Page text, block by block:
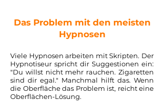
Das Problem mit den meisten
Hypnosen
Viele Hypnosen arbeiten mit Skripten. Der
Hypnotiseur spricht dir Suggestionen ein:
"Du willst nicht mehr rauchen. Zigaretten
sind dir egal." Manchmal hilft das. Wenn
die Oberfläche das Problem ist, reicht eine
Oberflächen-Lösung.